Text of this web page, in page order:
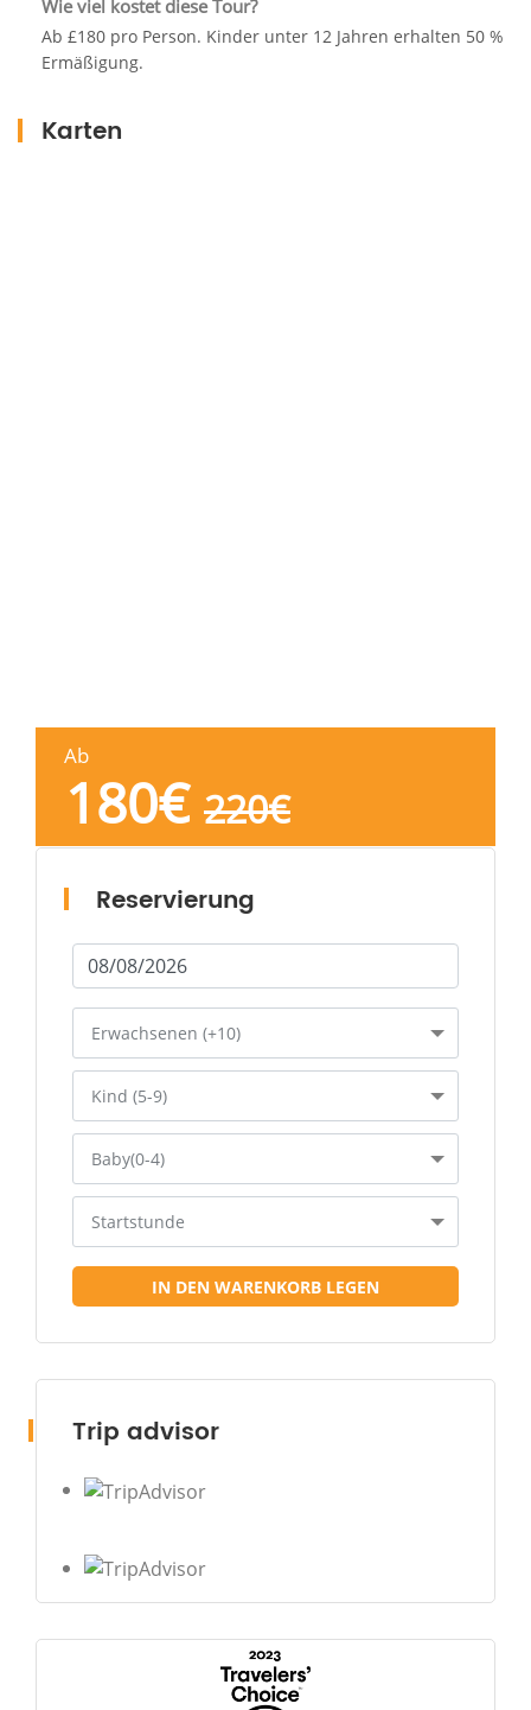
Wie viel kostet diese Tour?
Ab £180 pro Person. Kinder unter 12 Jahren erhalten 50 %
Ermäßigung.
Karten
Ab
180€ 220€
Reservierung
Erwachsenen (+10)
Kind (5-9)
Baby(0-4)
Startstunde
IN DEN WARENKORB LEGEN
Trip advisor